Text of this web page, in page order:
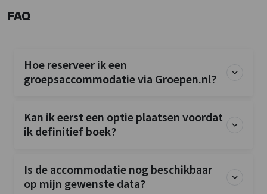
FAQ
Hoe reserveer ik een
groepsaccommodatie via Groepen.nl?
Kan ik eerst een optie plaatsen voordat
ik definitief boek?
Is de accommodatie nog beschikbaar
op mijn gewenste data?